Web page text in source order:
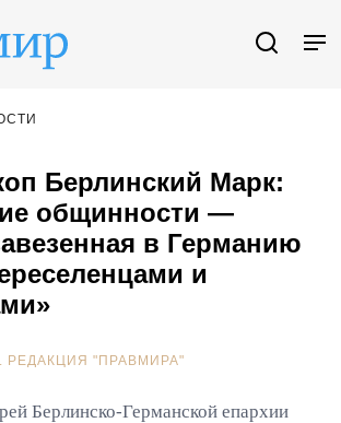
Берлинский Марк:
общинности —
в Германию
и
РЕДАКЦИЯ "ПРАВМИРА"
Берлинско-Германской епархии